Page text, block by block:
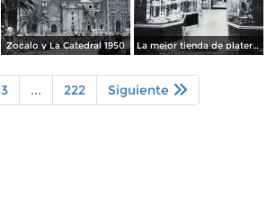
Zocalo y La Catedral 1950 La mejor tienda de plateria.
3 ... 222 Siguiente